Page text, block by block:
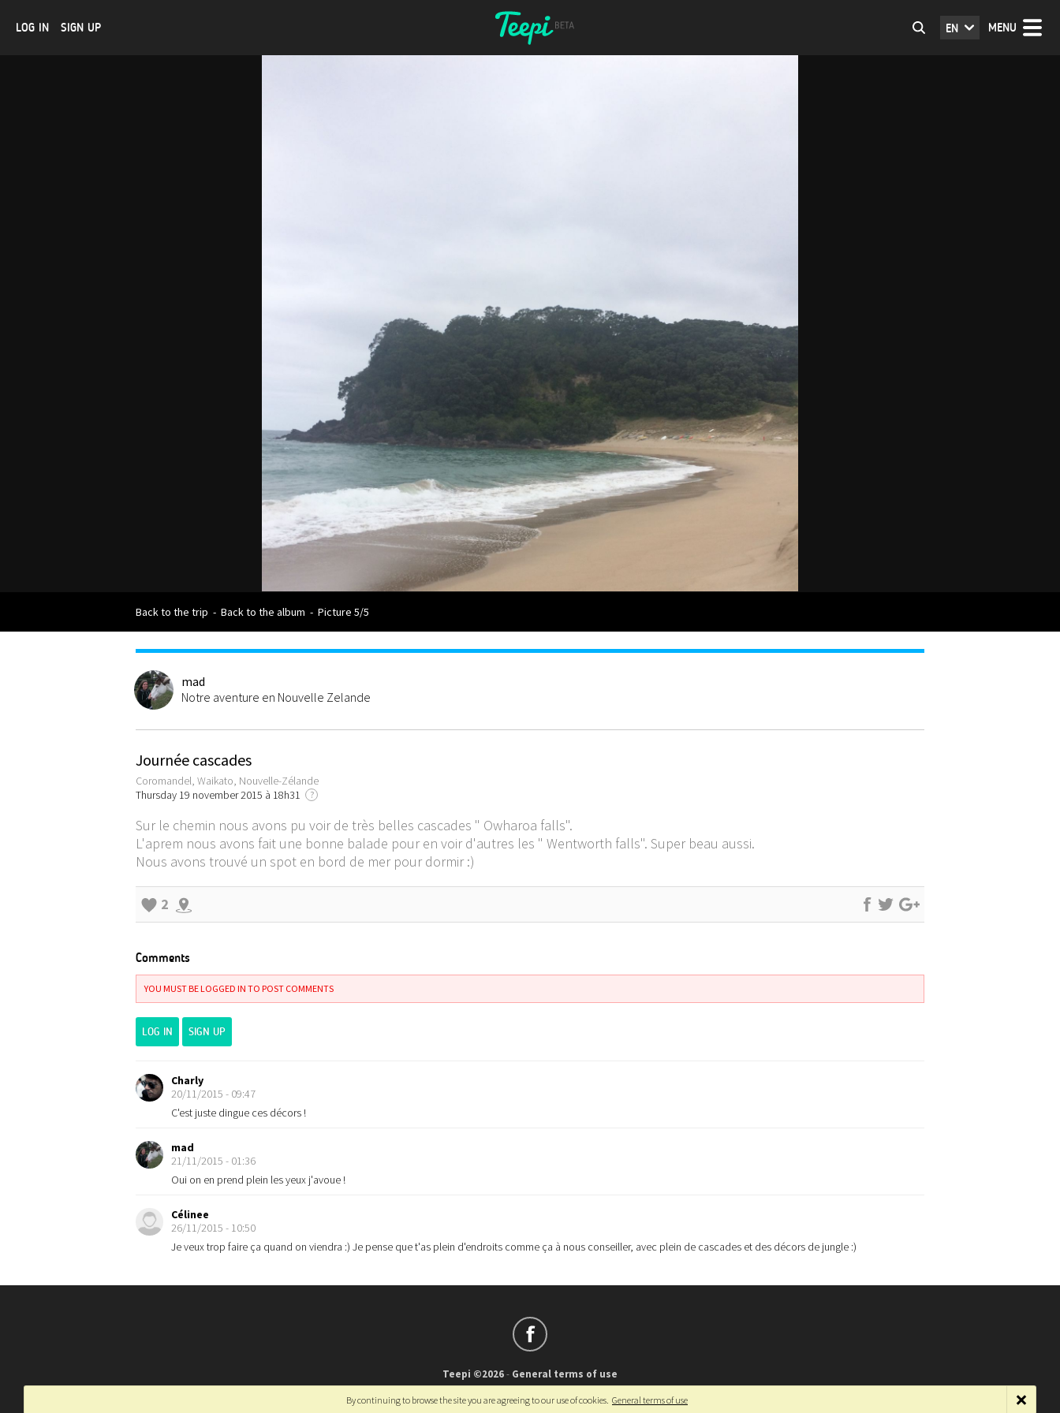
LOG IN SIGN UP MENU
EN
Back to the trip - Back to the album - Picture 5/5
mad
Notre aventure en Nouvelle Zelande
Journée cascades
Coromandel, Waikato, Nouvelle-Zélande
Thursday 19 november 2015 à 18h31
?
Sur le chemin nous avons pu voir de très belles cascades " Owharoa falls".
L'aprem nous avons fait une bonne balade pour en voir d'autres les " Wentworth falls". Super beau aussi.
Nous avons trouvé un spot en bord de mer pour dormir :)
2
Comments
YOU MUST BE LOGGED IN TO POST COMMENTS
LOG IN SIGN UP
Charly
20/11/2015 - 09:47
C'est juste dingue ces décors !
mad
21/11/2015 - 01:36
Oui on en prend plein les yeux j'avoue !
Célinee
26/11/2015 - 10:50
Je veux trop faire ça quand on viendra :) Je pense que t'as plein d'endroits comme ça à nous conseiller, avec plein de cascades et des décors de jungle :)
Teepi ©2026- General terms of use
Français-English
By continuing to browse the site you are agreeing to our use of cookies. General terms of use